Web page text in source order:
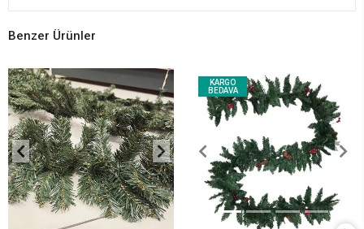
Benzer Ürünler
KARGO
BEDAVA